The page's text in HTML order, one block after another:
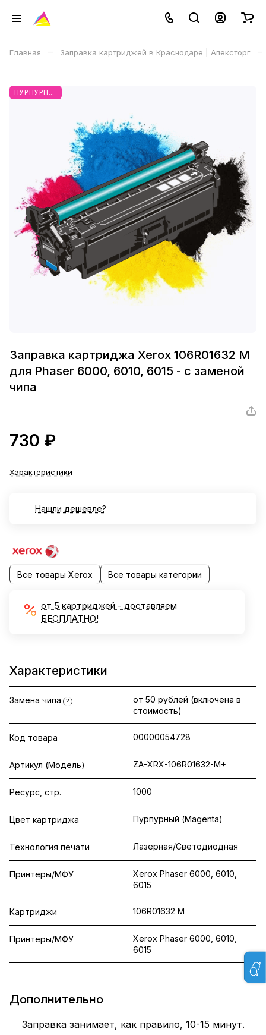
Главная – Заправка картриджей в Краснодаре | Апексторг –
Заправка картриджа Xerox 106R01632 M
для Phaser 6000, 6010, 6015 - с заменой
чипа
730 ₽
Характеристики
Нашли дешевле?
Все товары Xerox Все товары категории
от 5 картриджей - доставляем
БЕСПЛАТНО!
Характеристики
Замена чипа ?
от 50 рублей (включена в
стоимость)
Код товара 00000054728
Артикул (Модель) ZA-XRX-106R01632-M+
Ресурс, стр. 1000
Цвет картриджа Пурпурный (Magenta)
Технология печати Лазерная/Светодиодная
Принтеры/МФУ
Xerox Phaser 6000, 6010,
6015
Картриджи 106R01632 M
Принтеры/МФУ
Xerox Phaser 6000, 6010,
6015
Дополнительно
Заправка занимает, как правило, 10-15 минут.